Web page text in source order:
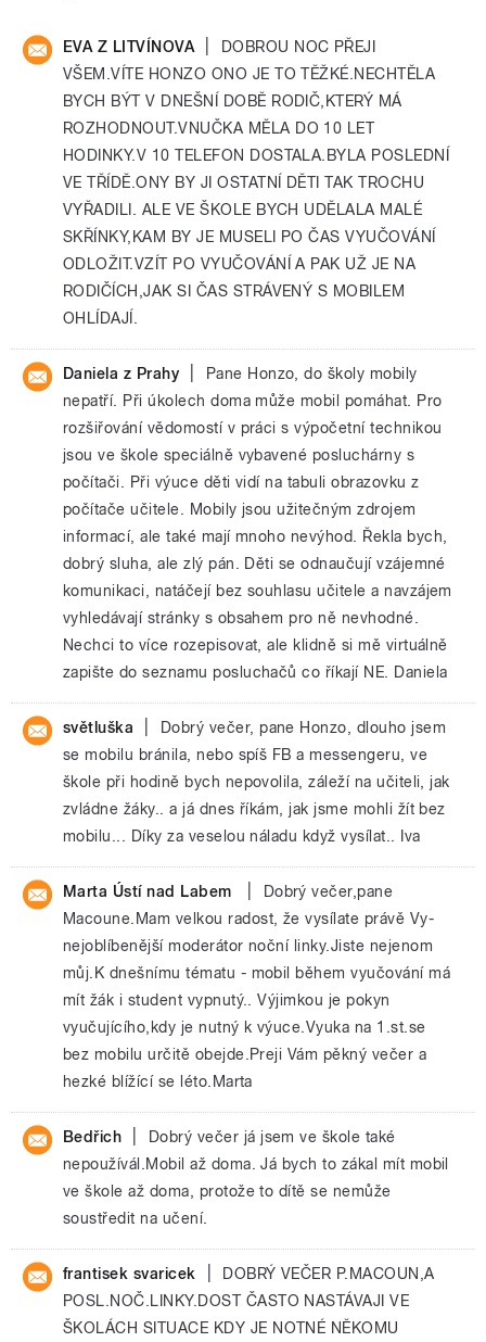
EVA Z LITVÍNOVA
DOBROU NOC PŘEJI
VŠEM.VÍTE HONZO ONO JE TO TĚŽKÉ.NECHTĚLA
BYCH BÝT V DNEŠNÍ DOBĚ RODIČ,KTERÝ MÁ
ROZHODNOUT.VNUČKA MĚLA DO 10 LET
HODINKY.V 10 TELEFON DOSTALA.BYLA POSLEDNÍ
VE TŘÍDĚ.ONY BY JI OSTATNÍ DĚTI TAK TROCHU
VYŘADILI. ALE VE ŠKOLE BYCH UDĚLALA MALÉ
SKŘÍNKY,KAM BY JE MUSELI PO ČAS VYUČOVÁNÍ
ODLOŽIT.VZÍT PO VYUČOVÁNÍ A PAK UŽ JE NA
RODIČÍCH,JAK SI ČAS STRÁVENÝ S MOBILEM
OHLÍDAJÍ.
Daniela z Prahy
Pane Honzo, do školy mobily
nepatří. Při úkolech doma může mobil pomáhat. Pro
rozšiřování vědomostí v práci s výpočetní technikou
jsou ve škole speciálně vybavené posluchárny s
počítači. Při výuce děti vidí na tabuli obrazovku z
počítače učitele. Mobily jsou užitečným zdrojem
informací, ale také mají mnoho nevýhod. Řekla bych,
dobrý sluha, ale zlý pán. Děti se odnaučují vzájemné
komunikaci, natáčejí bez souhlasu učitele a navzájem
vyhledávají stránky s obsahem pro ně nevhodné.
Nechci to více rozepisovat, ale klidně si mě virtuálně
zapište do seznamu posluchačů co říkají NE. Daniela
světluška
Dobrý večer, pane Honzo, dlouho jsem
se mobilu bránila, nebo spíš FB a messengeru, ve
škole při hodině bych nepovolila, záleží na učiteli, jak
zvládne žáky.. a já dnes říkám, jak jsme mohli žít bez
mobilu... Díky za veselou náladu když vysílat.. Iva
Marta Ústí nad Labem
Dobrý večer,pane
Macoune.Mam velkou radost, že vysílate právě Vy-
nejoblíbenější moderátor noční linky.Jiste nejenom
můj.K dnešnímu tématu - mobil během vyučování má
mít žák i student vypnutý.. Výjimkou je pokyn
vyučujícího,kdy je nutný k výuce.Vyuka na 1.st.se
bez mobilu určitě obejde.Preji Vám pěkný večer a
hezké blížící se léto.Marta
Bedřich
Dobrý večer já jsem ve škole také
nepoužívál.Mobil až doma. Já bych to zákal mít mobil
ve škole až doma, protože to dítě se nemůže
soustředit na učení.
frantisek svaricek
DOBRÝ VEČER P.MACOUN,A
POSL.NOČ.LINKY.DOST ČASTO NASTÁVAJI VE
ŠKOLÁCH SITUACE KDY JE NOTNÉ NĚKOMU